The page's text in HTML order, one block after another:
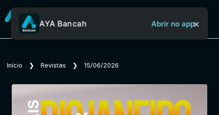
Sobre o Aya Bancah
Início
AYA Bancah Abrir no app×
Início ❯ Revistas ❯ 15/06/2026